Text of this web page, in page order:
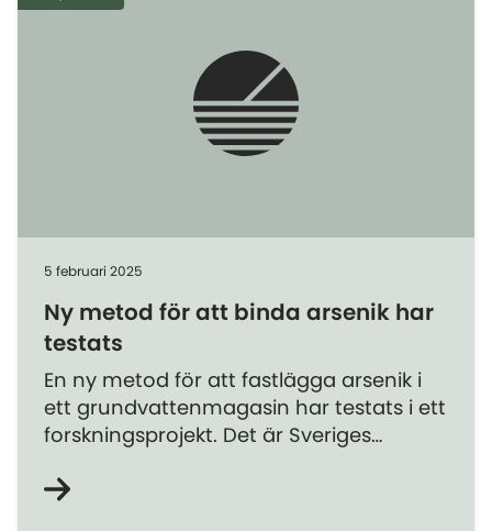
5 februari 2025
Ny metod för att binda arsenik har
testats
En ny metod för att fastlägga arsenik i
ett grundvattenmagasin har testats i ett
forskningsprojekt. Det är Sveriges
projektet med finansiering från bland